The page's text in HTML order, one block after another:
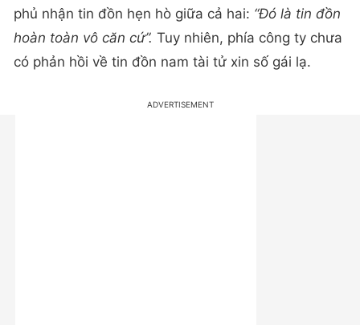
phủ nhận tin đồn hẹn hò giữa cả hai: “Đó là tin đồn
hoàn toàn vô căn cứ”. Tuy nhiên, phía công ty chưa
có phản hồi về tin đồn nam tài tử xin số gái lạ.